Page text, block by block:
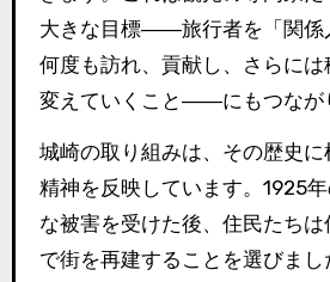
大きな目標――旅行者を「関係
何度も訪れ、貢献し、さらには
変えていくこと――にもつなが
城崎の取り組みは、その歴史
精神を反映しています。1925
な被害を受けた後、住民たち
で街を再建することを選びま